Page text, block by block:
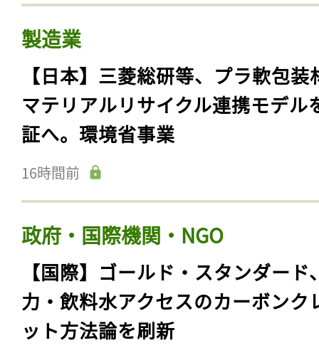
製造業
【日本】三菱総研等、プラ軟包装
マテリアルリサイクル連携モデル
証へ。環境省事業
16時間前
政府・国際機関・NGO
【国際】ゴールド・スタンダード
力・飲料水アクセスのカーボンク
ット方法論を刷新